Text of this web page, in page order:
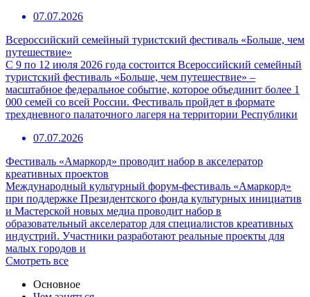
07.07.2026
Всероссийский семейный туристский фестиваль «Больше, чем
путешествие»
С 9 по 12 июля 2026 года состоится Всероссийский семейный
туристский фестиваль «Больше, чем путешествие» –
масштабное федеральное событие, которое объединит более 1
000 семей со всей России. Фестиваль пройдет в формате
трехдневного палаточного лагеря на территории Республики
07.07.2026
Фестиваль «Амаркорд» проводит набор в акселератор
креативных проектов
Международный культурный форум-фестиваль «Амаркорд»
при поддержке Президентского фонда культурных инициатив
и Мастерской новых медиа проводит набор в
образовательный акселератор для специалистов креативных
индустрий. Участники разработают реальные проекты для
малых городов и
Смотреть все
Основное